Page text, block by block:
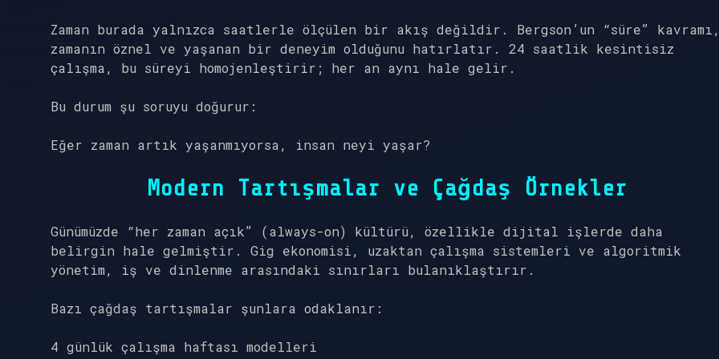
Zaman burada yalnızca saatlerle ölçülen bir akış değildir. Bergson’un “süre”
zamanın öznel ve yaşanan bir deneyim olduğunu hatırlatır. 24 saatlik kesintisiz
çalışma, bu süreyi homojenleştirir; her an aynı hale gelir.
Bu durum şu soruyu doğurur:
Eğer zaman artık yaşanmıyorsa, insan neyi yaşar?
Modern Tartışmalar ve Çağdaş Örnekler
Günümüzde “her zaman açık” (always-on) kültürü, özellikle dijital işlerde daha
belirgin hale gelmiştir. Gig ekonomisi, uzaktan çalışma sistemleri ve algoritmik
yönetim, iş ve dinlenme arasındaki sınırları bulanıklaştırır.
Bazı çağdaş tartışmalar şunlara odaklanır:
4 günlük çalışma haftası modelleri